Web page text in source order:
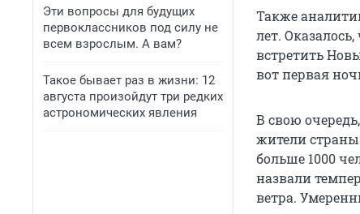
Эти вопросы для будущих
первоклассников под силу не
всем взрослым. А вам?
Такое бывает раз в жизни: 12
августа произойдут три редких
астрономических явления
Также
лет.
встретить
вот первая
В свою
жители страны
больше 1000
назвали
ветра.